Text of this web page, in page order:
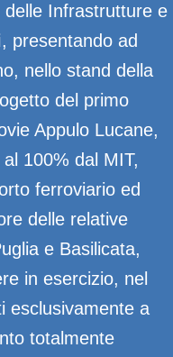
delle Infrastrutture e
, presentando ad
nello stand della
del primo
Appulo Lucane,
100% dal MIT,
ferroviario ed
delle relative
e Basilicata,
in esercizio, nel
esclusivamente a
totalmente